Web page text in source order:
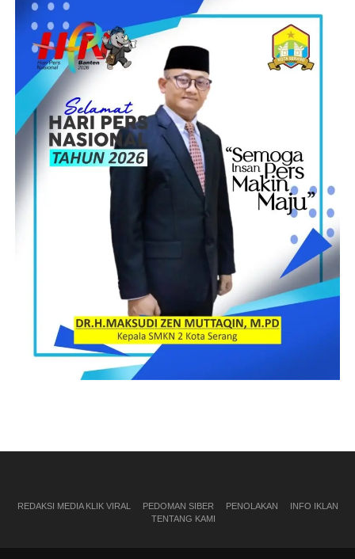
REDAKSI MEDIA KLIK VIRAL PEDOMAN SIBER PENOLAKAN
INFO IKLAN
TENTANG KAMI